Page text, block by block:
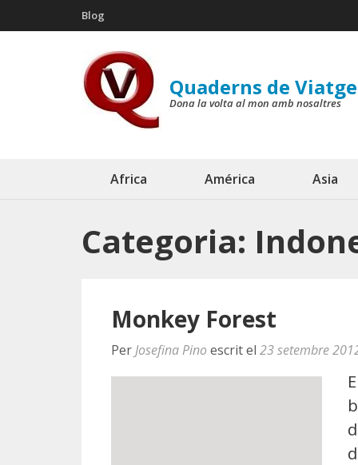
to
Blog
Quaderns de Viatge
Dona la volta al mon amb nosaltres
Africa América Asia
Categoria:
Monkey Forest
Per Josefina Pino escrit el 23 setembre